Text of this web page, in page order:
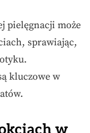
pielęgnacji może
sprawiając,
kluczowe w
w